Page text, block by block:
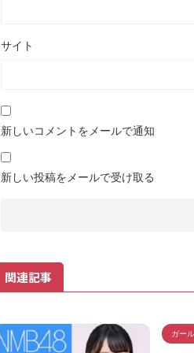
サイト
新しいコメントをメールで通知
新しい投稿をメールで受け取る
関連記事
ガー